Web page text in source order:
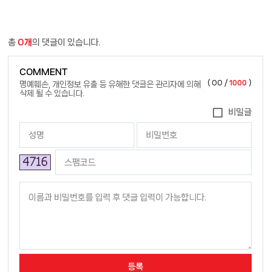
총 0개의 댓글이 있습니다.
COMMENT
명예훼손, 개인정보 유출 등 유해한 댓글은 관리자에 의해
삭제 될 수 있습니다.
(00 /1000 )
비밀글